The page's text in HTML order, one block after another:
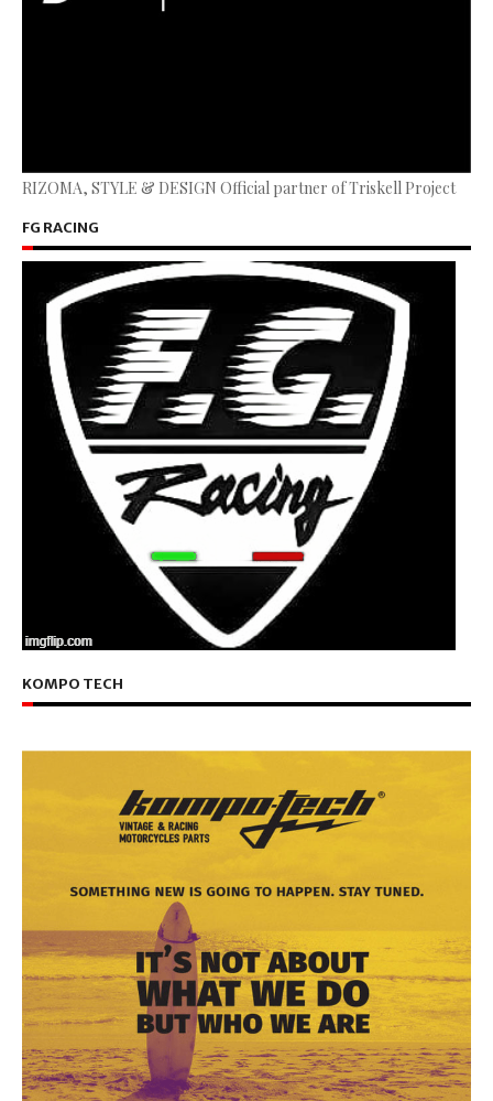
RIZOMA, STYLE & DESIGN Official partner of Triskell Project
FG RACING
KOMPO TECH